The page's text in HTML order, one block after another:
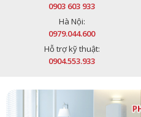
0903 603 933
Hà Nội:
0979.044.600
Hỗ trợ kỹ thuật:
0904.553.933